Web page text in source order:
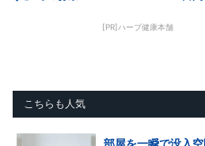
[PR]ハーブ健康本舗
こちらも人気